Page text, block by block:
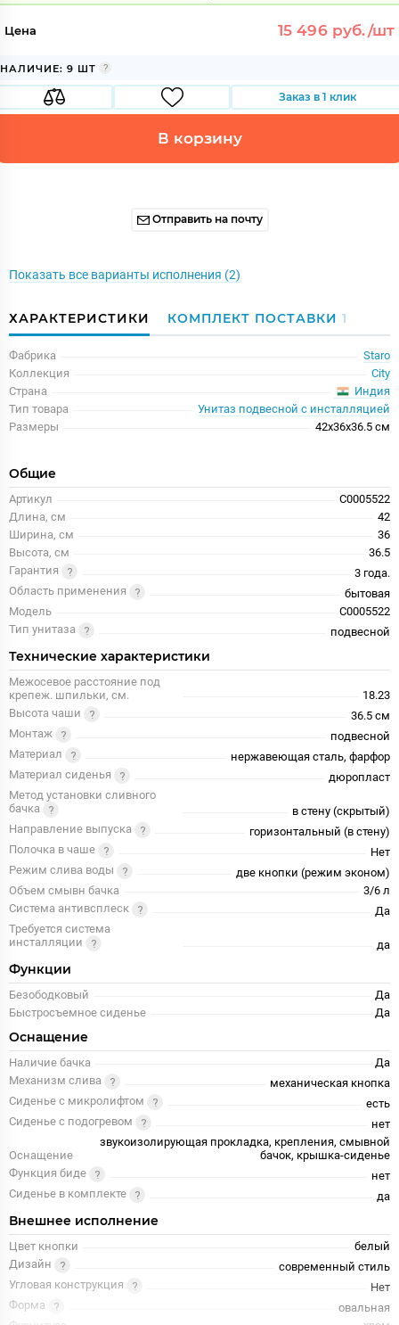
Цена 15 496 руб./шт
НАЛИЧИЕ: 9 ШТ
Заказ в 1 клик
В корзину
Отправить на почту
Показать все варианты исполнения (2)
ХАРАКТЕРИСТИКИ КОМПЛЕКТ ПОСТАВКИ 1
Фабрика
Staro
Коллекция
City
Страна
Индия
Тип товара
Унитаз подвесной с инсталляцией
Размеры
42x36x36.5 см
Общие
Артикул
С0005522
Длина, см
42
Ширина, см
36
Высота, см
36.5
Гарантия
3 года.
Область применения
бытовая
Модель
С0005522
Тип унитаза
подвесной
Технические характеристики
Межосевое расстояние под
крепеж. шпильки, см.
18.23
Высота чаши
36.5 см
Монтаж
подвесной
Материал
нержавеющая сталь, фарфор
Материал сиденья
дюропласт
Метод установки сливного
бачка
в стену (скрытый)
Направление выпуска
горизонтальный (в стену)
Полочка в чаше
Нет
Режим слива воды
две кнопки (режим эконом)
Объем смывн бачка
3/6 л
Система антивсплеск
Да
Требуется система
инсталляции
да
Функции
Безободковый
Да
Быстросъемное сиденье
Да
Оснащение
Наличие бачка
Да
Механизм слива
механическая кнопка
Сиденье с микролифтом
есть
Сиденье с подогревом
нет
Оснащение
звукоизолирующая прокладка, крепления, смывной
бачок, крышка-сиденье
Функция биде
нет
Сиденье в комплекте
да
Внешнее исполнение
Цвет кнопки
белый
Дизайн
современный стиль
Угловая конструкция
Нет
Форма
овальная